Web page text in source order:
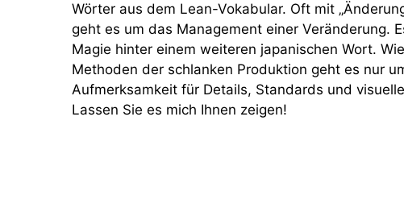
Wörter aus dem Lean-Vokabular. Oft mit
geht es um das Management einer Veränderung.
Magie hinter einem weiteren japanischen Wort.
Methoden der schlanken Produktion geht es nur
Aufmerksamkeit für Details, Standards und
Lassen Sie es mich Ihnen zeigen!